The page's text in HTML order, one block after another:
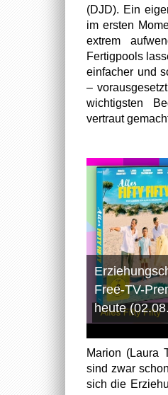
(DJD). Ein
im ersten
extrem
Fertigpools
einfacher und
–
wichtigsten
vertraut
Free-TV-
heute
Marion (Laura
sind zwar
sich die